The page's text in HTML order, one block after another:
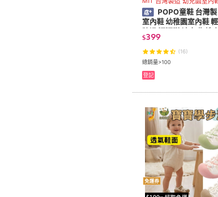
POPO童鞋 台灣
室內鞋 幼稚園室內鞋
防滑 汪汪隊 波力 蜘蛛
內鞋 室內鞋 幼兒室內鞋
$399
(16)
總銷量>100
登記
免運券